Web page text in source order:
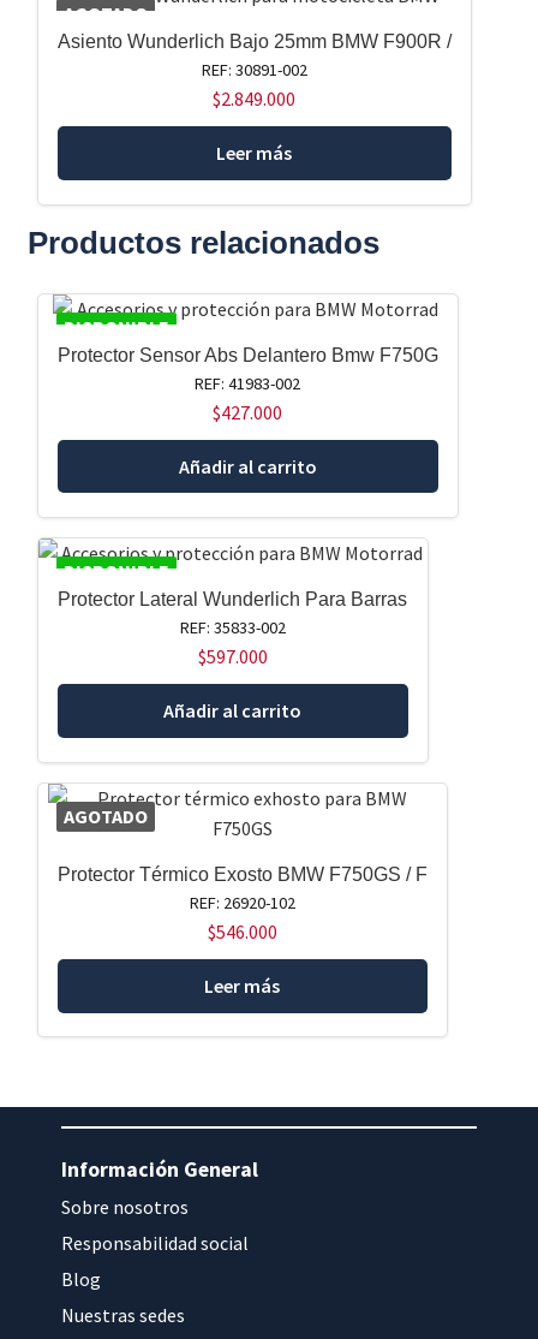
AGOTADO
Asiento Wunderlich Bajo 25mm BMW F900R /
REF: 30891-002
$2.849.000
Leer más
Productos relacionados
DISPONIBLE
Protector Sensor Abs Delantero Bmw F750G
REF: 41983-002
$427.000
Añadir al carrito
DISPONIBLE
Protector Lateral Wunderlich Para Barras
REF: 35833-002
$597.000
Añadir al carrito
AGOTADO
Protector Térmico Exosto BMW F750GS / F
REF: 26920-102
$546.000
Leer más
Información General
Sobre nosotros
Responsabilidad social
Blog
Nuestras sedes